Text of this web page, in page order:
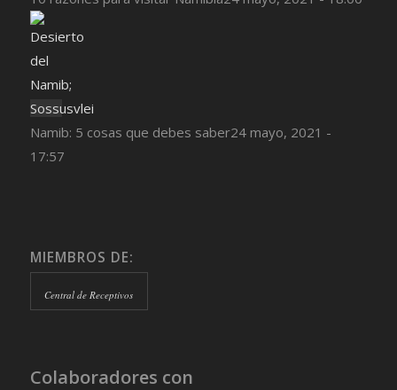
Namib: 5 cosas que debes saber24 mayo, 2021 -
17:57
MIEMBROS DE:
Central de Receptivos
Colaboradores con